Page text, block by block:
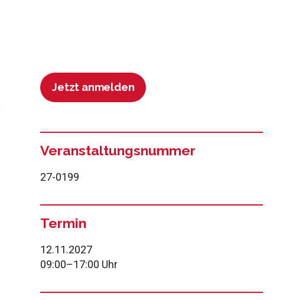
Jetzt anmelden
Veranstaltungsnummer
27-0199
Termin
12.11.2027
09:00–17:00 Uhr